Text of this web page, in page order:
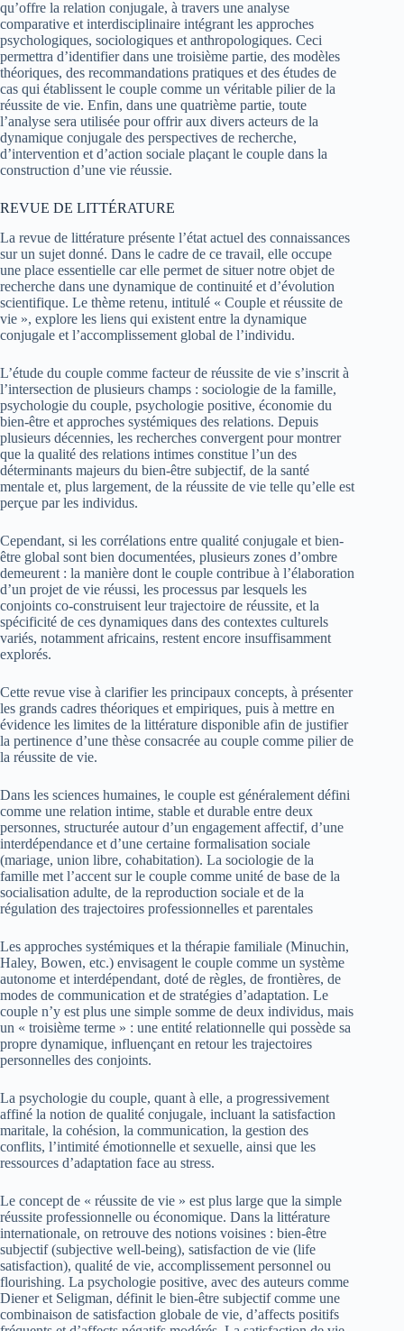
qu’offre la relation conjugale, à travers une analyse
comparative et interdisciplinaire intégrant les approches
psychologiques, sociologiques et anthropologiques. Ceci
permettra d’identifier dans une troisième partie, des modèles
théoriques, des recommandations pratiques et des études de
cas qui établissent le couple comme un véritable pilier de la
réussite de vie. Enfin, dans une quatrième partie, toute
l’analyse sera utilisée pour offrir aux divers acteurs de la
dynamique conjugale des perspectives de recherche,
d’intervention et d’action sociale plaçant le couple dans la
construction d’une vie réussie.
REVUE DE LITTÉRATURE
La revue de littérature présente l’état actuel des connaissances
sur un sujet donné. Dans le cadre de ce travail, elle occupe
une place essentielle car elle permet de situer notre objet de
recherche dans une dynamique de continuité et d’évolution
scientifique. Le thème retenu, intitulé « Couple et réussite de
vie », explore les liens qui existent entre la dynamique
conjugale et l’accomplissement global de l’individu.
L’étude du couple comme facteur de réussite de vie s’inscrit à
l’intersection de plusieurs champs : sociologie de la famille,
psychologie du couple, psychologie positive, économie du
bien-être et approches systémiques des relations. Depuis
plusieurs décennies, les recherches convergent pour montrer
que la qualité des relations intimes constitue l’un des
déterminants majeurs du bien-être subjectif, de la santé
mentale et, plus largement, de la réussite de vie telle qu’elle est
perçue par les individus.
Cependant, si les corrélations entre qualité conjugale et bien-
être global sont bien documentées, plusieurs zones d’ombre
demeurent : la manière dont le couple contribue à l’élaboration
d’un projet de vie réussi, les processus par lesquels les
conjoints co-construisent leur trajectoire de réussite, et la
spécificité de ces dynamiques dans des contextes culturels
variés, notamment africains, restent encore insuffisamment
explorés.
Cette revue vise à clarifier les principaux concepts, à présenter
les grands cadres théoriques et empiriques, puis à mettre en
évidence les limites de la littérature disponible afin de justifier
la pertinence d’une thèse consacrée au couple comme pilier de
la réussite de vie.
Dans les sciences humaines, le couple est généralement défini
comme une relation intime, stable et durable entre deux
personnes, structurée autour d’un engagement affectif, d’une
interdépendance et d’une certaine formalisation sociale
(mariage, union libre, cohabitation). La sociologie de la
famille met l’accent sur le couple comme unité de base de la
socialisation adulte, de la reproduction sociale et de la
régulation des trajectoires professionnelles et parentales
Les approches systémiques et la thérapie familiale (Minuchin,
Haley, Bowen, etc.) envisagent le couple comme un système
autonome et interdépendant, doté de règles, de frontières, de
modes de communication et de stratégies d’adaptation. Le
couple n’y est plus une simple somme de deux individus, mais
un « troisième terme » : une entité relationnelle qui possède sa
propre dynamique, influençant en retour les trajectoires
personnelles des conjoints.
La psychologie du couple, quant à elle, a progressivement
affiné la notion de qualité conjugale, incluant la satisfaction
maritale, la cohésion, la communication, la gestion des
conflits, l’intimité émotionnelle et sexuelle, ainsi que les
ressources d’adaptation face au stress.
Le concept de « réussite de vie » est plus large que la simple
réussite professionnelle ou économique. Dans la littérature
internationale, on retrouve des notions voisines : bien-être
subjectif (subjective well-being), satisfaction de vie (life
satisfaction), qualité de vie, accomplissement personnel ou
flourishing. La psychologie positive, avec des auteurs comme
Diener et Seligman, définit le bien-être subjectif comme une
combinaison de satisfaction globale de vie, d’affects positifs